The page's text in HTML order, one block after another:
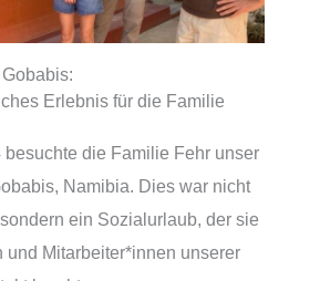
Erlebnis für die Familie
besuchte die Familie Fehr unser
Namibia. Dies war nicht
ein Sozialurlaub, der sie
und Mitarbeiter*innen unserer